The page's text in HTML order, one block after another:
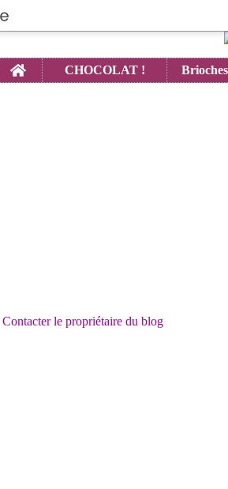
Home CHOCOLAT !
Contacter le propriétaire du blog